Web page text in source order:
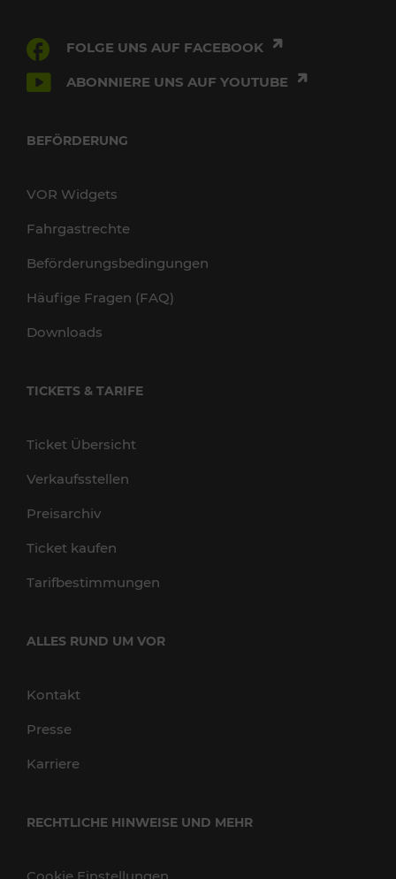
FOLGE UNS AUF FACEBOOK
ABONNIERE UNS AUF YOUTUBE
BEFÖRDERUNG
VOR Widgets
Fahrgastrechte
Beförderungsbedingungen
Häufige Fragen (FAQ)
Downloads
TICKETS & TARIFE
Ticket Übersicht
Verkaufsstellen
Preisarchiv
Ticket kaufen
Tarifbestimmungen
ALLES RUND UM VOR
Kontakt
Presse
Karriere
RECHTLICHE HINWEISE UND MEHR